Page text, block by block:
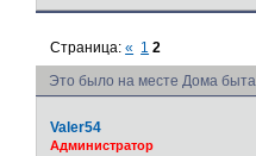
Это было на месте Дома быта.
Страница:« 1 2
Valer54
Администратор